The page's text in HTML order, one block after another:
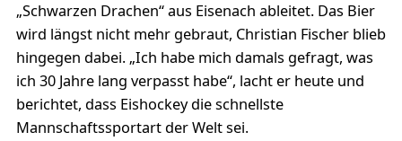
„Schwarzen Drachen“ aus Eisenach ableitet. Das Bier
wird längst nicht mehr gebraut, Christian Fischer blieb
hingegen dabei. „Ich habe mich damals gefragt, was
ich 30 Jahre lang verpasst habe“, lacht er heute und
berichtet, dass Eishockey die schnellste
Mannschaftssportart der Welt sei.